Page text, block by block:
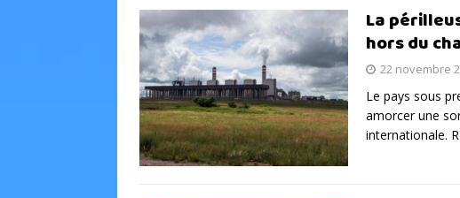
La
hors du
22 novembre
Le pays sous
amorcer une
internationale.